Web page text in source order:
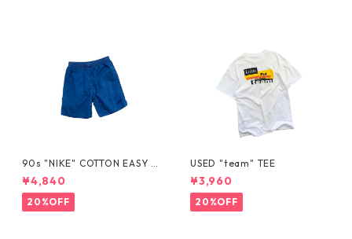
90s "NIKE" COTTON EASY S
HORTS
¥4,840
20%OFF
USED "team" TEE
¥3,960
20%OFF